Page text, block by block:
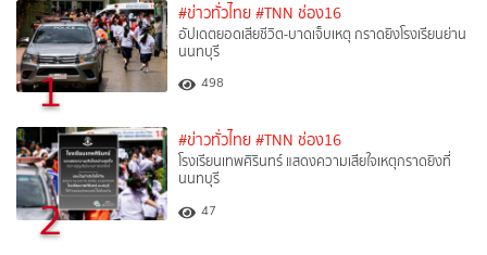
1
#ข่าวทั่วไทย #TNN ช่อง16
อัปเดตยอดเสียชีวิต-บาดเจ็บเหตุ กราดยิงโรงเรียนย่าน
นนทบุรี
498
2
#ข่าวทั่วไทย #TNN ช่อง16
โรงเรียนเทพศิรินทร์ แสดงความเสียใจเหตุกราดยิงที่
นนทบุรี
47